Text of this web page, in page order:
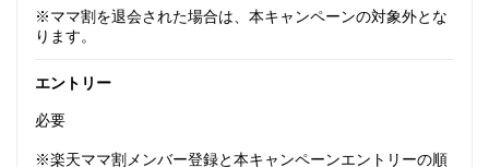
※ママ割を退会された場合は、本キャンペーンの対象外とな
ります。
エントリー
必要
※楽天ママ割メンバー登録と本キャンペーンエントリーの順